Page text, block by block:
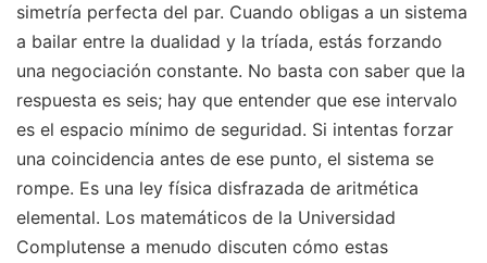
simetría perfecta del par. Cuando obligas a un sistema
a bailar entre la dualidad y la tríada, estás forzando
una negociación constante. No basta con saber que la
respuesta es seis; hay que entender que ese intervalo
es el espacio mínimo de seguridad. Si intentas forzar
una coincidencia antes de ese punto, el sistema se
rompe. Es una ley física disfrazada de aritmética
elemental. Los matemáticos de la Universidad
Complutense a menudo discuten cómo estas